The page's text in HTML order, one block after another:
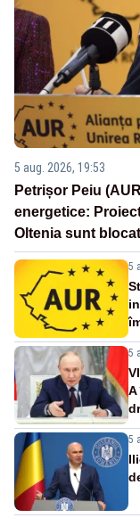
5 aug. 2026, 19:53
Petrișor Peiu
energetice:
Oltenia sunt
5
5
A
5